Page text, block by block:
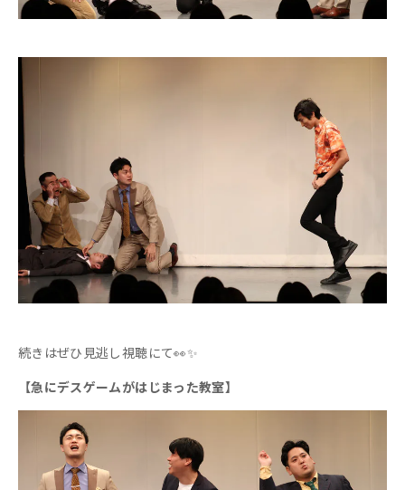
続きはぜひ見逃し視聴にて👀✨
【急にデスゲームがはじまった教室】